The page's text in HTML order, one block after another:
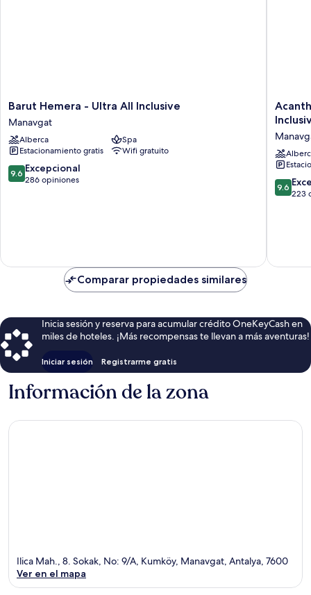
Barut
Hemera
-
Ultra
All
Inclusive
Manavgat
Barut Hemera - Ultra All Inclusive
Manavgat
Alberca
Spa
Estacionamiento gratis
Wifi gratuito
9.6
de
9.6 Excepcional
286 opiniones
Cennet
-
Ultra
All
Inclusive
9.6
de
9.6
223
Comparar propiedades similares
Inicia sesión y reserva para acumular crédito OneKeyCash en
miles de hoteles. ¡Más recompensas te llevan a más aventuras!
Iniciar sesión Registrarme gratis
Información de la zona
Ilica Mah., 8. Sokak, No: 9/A, Kumköy, Manavgat, Antalya, 7600
Ver en el mapa